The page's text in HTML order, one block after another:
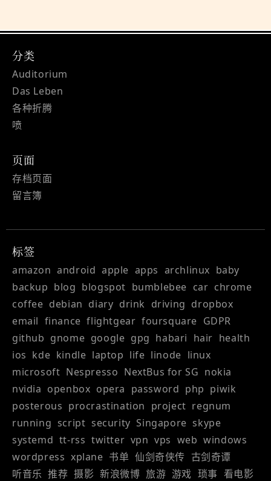
分类
Auditorium
Das Leben
各种折腾
喷
页面
存档页面
留言簿
标签
amazon android apple apps archlinux baby
backup blog blogspot bumblebee car chrome
coffee debian diary drink driving dropbox
email finance flightgear foursquare GDPR
github gnome google gpg habari hair health
ios kde kindle laptop life linode linux
microsoft Nespresso NextBus for SG nokia
nvidia openbox opera password php piwik
posterous procrastination project regnum
running script security Singapore skype
systemd tt-rss twitter vpn vps web windows
wordpress xplane 书单 仙剑奇侠传 古剑奇谭
听音乐 推荐 摄影 新浪微博 旅游 游戏 琐事 看电影